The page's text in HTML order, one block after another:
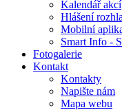
Kalendář akcí
Hlášení
Mobilní
Smart Info -
Fotogalerie
Kontakt
Kontakty
Napište nám
Mapa webu